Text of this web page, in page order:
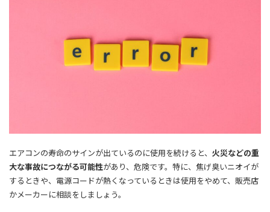
エアコンの寿命のサインが出ているのに使用を続けると、 火災などの重
大な事故につながる可能性があり、危険です。特に、焦げ臭いニオイが
するときや、電源コードが熱くなっているときは使用をやめて、販売店
かメーカーに相談をしましょう。